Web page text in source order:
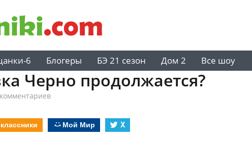
6 Блогеры БЭ 21 сезон Дом 2 Все шоу
Черно продолжается?
Мой Мир X